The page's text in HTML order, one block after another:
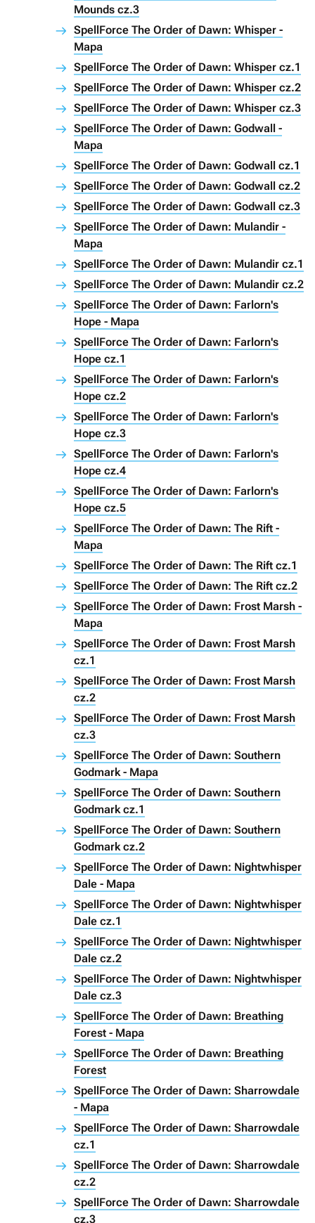
Mounds cz.3
SpellForce The Order of Dawn: Whisper -
Mapa
SpellForce The Order of Dawn: Whisper cz.1
SpellForce The Order of Dawn: Whisper cz.2
SpellForce The Order of Dawn: Whisper cz.3
SpellForce The Order of Dawn: Godwall -
Mapa
SpellForce The Order of Dawn: Godwall cz.1
SpellForce The Order of Dawn: Godwall cz.2
SpellForce The Order of Dawn: Godwall cz.3
SpellForce The Order of Dawn: Mulandir -
Mapa
SpellForce The Order of Dawn: Mulandir cz.1
SpellForce The Order of Dawn: Mulandir cz.2
SpellForce The Order of Dawn: Farlorn's
Hope - Mapa
SpellForce The Order of Dawn: Farlorn's
Hope cz.1
SpellForce The Order of Dawn: Farlorn's
Hope cz.2
SpellForce The Order of Dawn: Farlorn's
Hope cz.3
SpellForce The Order of Dawn: Farlorn's
Hope cz.4
SpellForce The Order of Dawn: Farlorn's
Hope cz.5
SpellForce The Order of Dawn: The Rift -
Mapa
SpellForce The Order of Dawn: The Rift cz.1
SpellForce The Order of Dawn: The Rift cz.2
SpellForce The Order of Dawn: Frost Marsh -
Mapa
SpellForce The Order of Dawn: Frost Marsh
cz.1
SpellForce The Order of Dawn: Frost Marsh
cz.2
SpellForce The Order of Dawn: Frost Marsh
cz.3
SpellForce The Order of Dawn: Southern
Godmark - Mapa
SpellForce The Order of Dawn: Southern
Godmark cz.1
SpellForce The Order of Dawn: Southern
Godmark cz.2
SpellForce The Order of Dawn: Nightwhisper
Dale - Mapa
SpellForce The Order of Dawn: Nightwhisper
Dale cz.1
SpellForce The Order of Dawn: Nightwhisper
Dale cz.2
SpellForce The Order of Dawn: Nightwhisper
Dale cz.3
SpellForce The Order of Dawn: Breathing
Forest - Mapa
SpellForce The Order of Dawn: Breathing
Forest
SpellForce The Order of Dawn: Sharrowdale
- Mapa
SpellForce The Order of Dawn: Sharrowdale
cz.1
SpellForce The Order of Dawn: Sharrowdale
cz.2
SpellForce The Order of Dawn: Sharrowdale
cz.3